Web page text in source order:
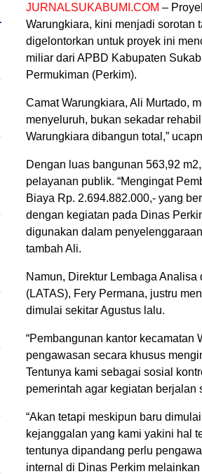
JURNALSUKABUMI.COM –
Warungkiara, kini menjadi sorotan
digelontorkan untuk proyek ini
miliar dari APBD Kabupaten
Permukiman (Perkim).
Camat Warungkiara, Ali Murtado,
menyeluruh, bukan sekadar
Warungkiara dibangun total,”
Dengan luas bangunan 563,92
pelayanan publik. “Mengingat
Biaya Rp. 2.694.882.000,- yang
dengan kegiatan pada Dinas
digunakan dalam
tambah Ali.
Namun, Direktur Lembaga
(LATAS), Fery Permana, justru
dimulai sekitar Agustus lalu.
“Pembangunan kantor kecamatan
pengawasan secara khusus
Tentunya kami sebagai sosial
pemerintah agar kegiatan berjalan
“Akan tetapi meskipun baru
kejanggalan yang kami yakini hal
tentunya dipandang perlu
internal di Dinas Perkim